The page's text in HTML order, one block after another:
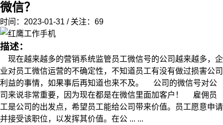
微信？
时间：2023-01-31 / 关注：69
描述：
现在越来越多的营销系统监管员工微信号的公司越来越多，企
业对员工微信运营的不确定性，不知道员工有没有做过损害公司
利益的事情，如果事后再知道也来不及。 公司的微信号对公
司来说非常重要，因为现在都是在微信里面加客户！ 雇佣员
工是公司的出发点，希望员工能给公司带来价值。员工愿意申请
并接受该职位，以发挥其价值。在公 ... ...